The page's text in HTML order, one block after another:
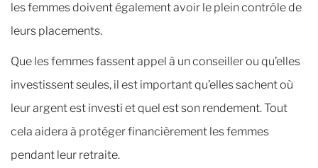
les femmes doivent également avoir le plein contrôle de
leurs placements.
Que les femmes fassent appel à un conseiller ou qu’elles
investissent seules, il est important qu’elles sachent où
leur argent est investi et quel est son rendement. Tout
cela aidera à protéger financièrement les femmes
pendant leur retraite.